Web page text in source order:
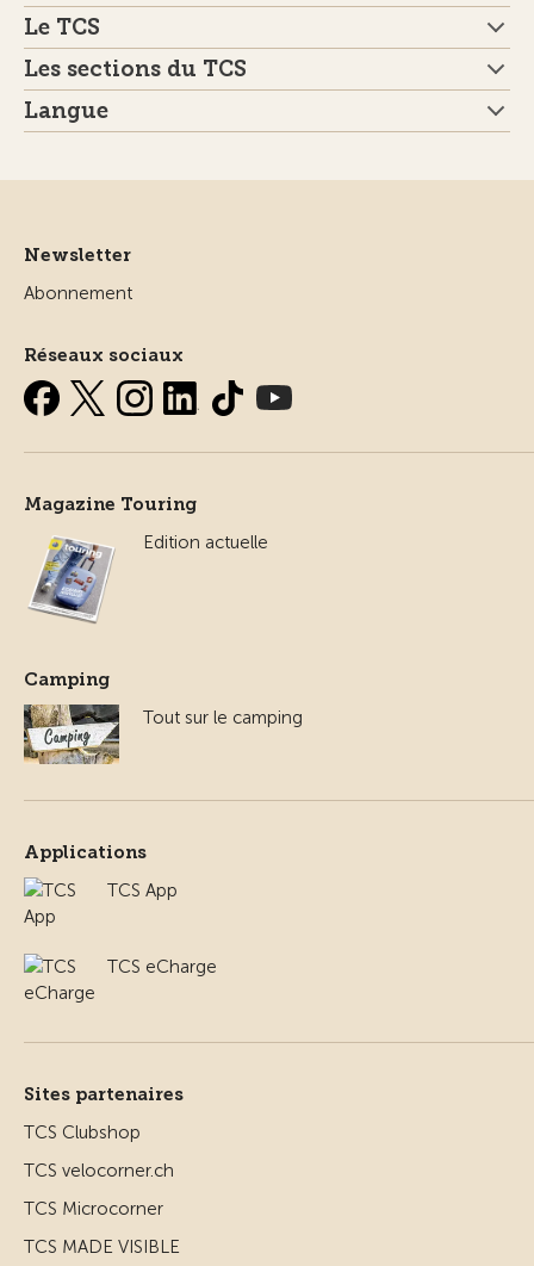
Le TCS
Les sections du TCS
Langue
Newsletter
Abonnement
Réseaux sociaux
Magazine Touring
Edition actuelle
Camping
Tout sur le camping
Applications
TCS App
TCS eCharge
Sites partenaires
TCS Clubshop
TCS velocorner.ch
TCS Microcorner
TCS MADE VISIBLE